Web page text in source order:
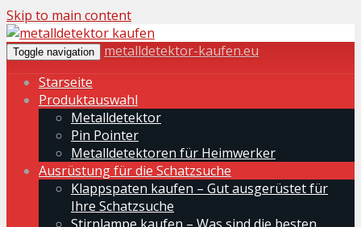
Skip to main content
Toggle navigation
metalldetektor-kaufen.eu
Starseite
Produktauswahl
Metalldetektor
Pin Pointer
Metalldetektoren für Heimwerker
Ausrüstung für die Schatzsuche
Klappspaten kaufen – Gut ausgerüstet für
Ihre Schatzsuche